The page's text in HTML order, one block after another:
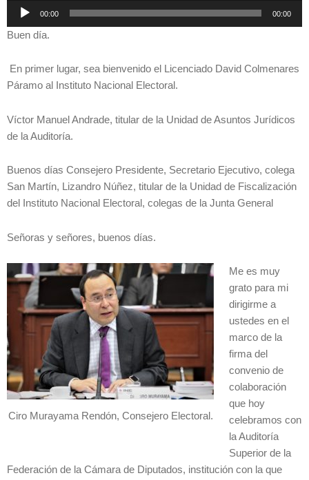
Reproductor
audio
00:00 00:00
Buen día.
En primer lugar, sea bienvenido el Licenciado David Colmenares
Páramo al Instituto Nacional Electoral.
Víctor Manuel Andrade, titular de la Unidad de Asuntos Jurídicos
de la Auditoría.
Buenos días Consejero Presidente, Secretario Ejecutivo, colega
San Martín, Lizandro Núñez, titular de la Unidad de Fiscalización
del Instituto Nacional Electoral, colegas de la Junta General
Señoras y señores, buenos días.
Ciro Murayama Rendón, Consejero Electoral.
Me es muy
grato para mi
dirigirme a
ustedes en el
marco de la
firma del
convenio de
colaboración
que hoy
celebramos con
la Auditoría
Superior de la
Federación de la Cámara de Diputados, institución con la que